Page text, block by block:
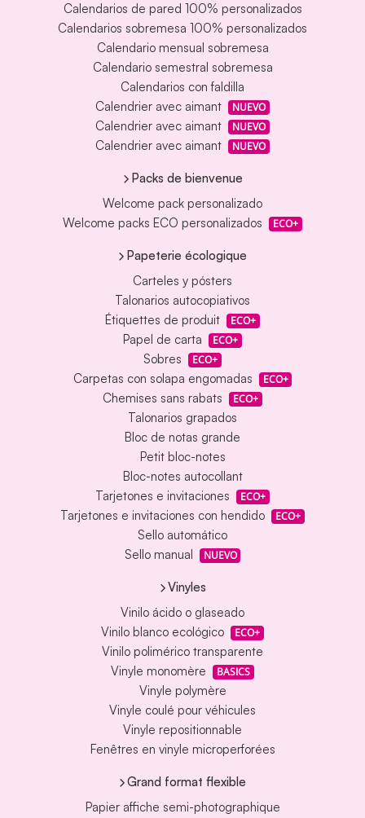
Calendarios de pared 100% personalizados
Calendarios sobremesa 100% personalizados
Calendario mensual sobremesa
Calendario semestral sobremesa
Calendarios con faldilla
Calendrier avec aimant
NUEVO
Calendrier avec aimant NUEVO
Calendrier avec aimant NUEVO
Packs de bienvenue
Welcome pack personalizado
Welcome packs ECO personalizados
ECO+
Papeterie écologique
Carteles y pósters
Talonarios autocopiativos
Étiquettes de produit
ECO+
Papel de carta ECO+
Sobres ECO+
Carpetas con solapa engomadas ECO+
Chemises sans rabats ECO+
Talonarios grapados
Bloc de notas grande
Petit bloc-notes
Bloc-notes autocollant
Tarjetones e invitaciones
ECO+
Tarjetones e invitaciones con hendido ECO+
Sello automático
Sello manual
NUEVO
Vinyles
Vinilo ácido o glaseado
Vinilo blanco ecológico
ECO+
Vinilo polimérico transparente
Vinyle monomère
BASICS
Vinyle polymère
Vinyle coulé pour véhicules
Vinyle repositionnable
Fenêtres en vinyle microperforées
Grand format flexible
Papier affiche semi-photographique